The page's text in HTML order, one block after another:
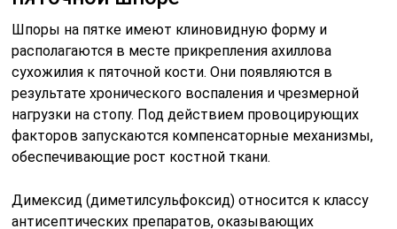
Шпоры на пятке имеют клиновидную форму и
располагаются в месте прикрепления ахиллова
сухожилия к пяточной кости. Они появляются в
результате хронического воспаления и чрезмерной
нагрузки на стопу. Под действием провоцирующих
факторов запускаются компенсаторные механизмы,
обеспечивающие рост костной ткани.
Димексид (диметилсульфоксид) относится к классу
антисептических препаратов, оказывающих